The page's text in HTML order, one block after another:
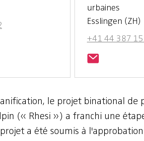
urbaines
Esslingen (ZH)
+41 44 387
le projet binational de
(« Rhesi ») a franchi une
a été soumis à